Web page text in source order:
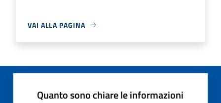
VAI ALLA PAGINA
Quanto sono chiare le informazioni